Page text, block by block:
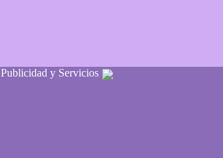
Publicidad y Servicios